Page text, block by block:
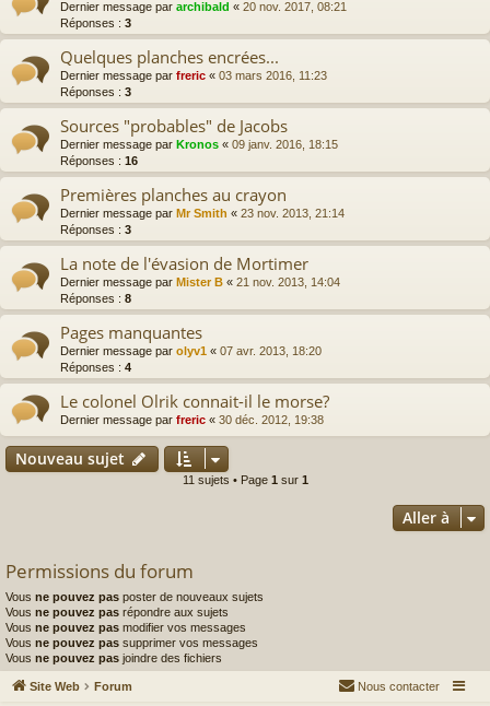
Dernier message par archibald « 20 nov. 2017, 08:21
Réponses : 3
Quelques planches encrées...
Dernier message par freric « 03 mars 2016, 11:23
Réponses : 3
Sources "probables" de Jacobs
Dernier message par Kronos « 09 janv. 2016, 18:15
Réponses : 16
Premières planches au crayon
Dernier message par Mr Smith « 23 nov. 2013, 21:14
Réponses : 3
La note de l'évasion de Mortimer
Dernier message par Mister B « 21 nov. 2013, 14:04
Réponses : 8
Pages manquantes
Dernier message par olyv1 « 07 avr. 2013, 18:20
Réponses : 4
Le colonel Olrik connait-il le morse?
Dernier message par freric « 30 déc. 2012, 19:38
Nouveau sujet
11 sujets • Page 1 sur 1
Aller à
Permissions du forum
Vous ne pouvez pas poster de nouveaux sujets
Vous ne pouvez pas répondre aux sujets
Vous ne pouvez pas modifier vos messages
Vous ne pouvez pas supprimer vos messages
Vous ne pouvez pas joindre des fichiers
Site Web Forum Nous contacter